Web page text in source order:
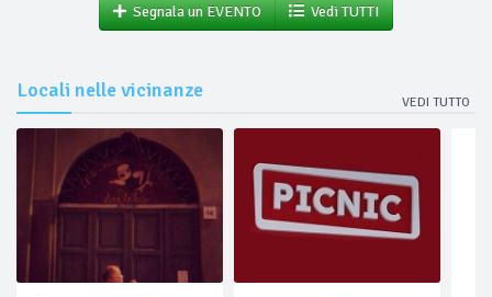
Segnala un EVENTO Vedi TUTTI
Locali nelle vicinanze
VEDI TUTTO